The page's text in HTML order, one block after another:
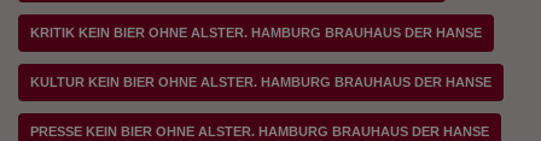
KRITIK KEIN BIER OHNE ALSTER. HAMBURG BRAUHAUS DER HANSE
KULTUR KEIN BIER OHNE ALSTER. HAMBURG BRAUHAUS DER HANSE
PRESSE KEIN BIER OHNE ALSTER. HAMBURG BRAUHAUS DER HANSE